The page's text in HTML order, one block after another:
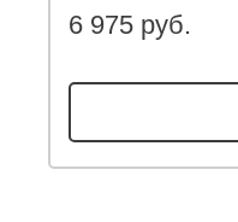
6 975 руб.